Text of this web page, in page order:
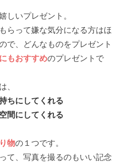
しいプレゼント。
らって嫌な気分になる方はほ
で、どんなものをプレゼント
もおすすめのプレゼントで
は、
ちにしてくれる
間にしてくれる
物の１つです。
て、写真を撮るのもいい記念